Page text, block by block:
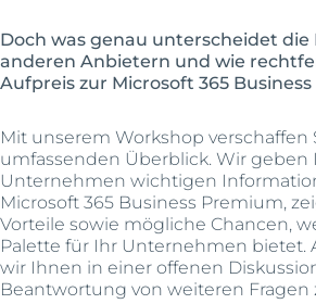
Doch was genau unterscheidet die
anderen Anbietern und wie
Aufpreis zur Microsoft 365
Mit unserem Workshop verschaffen
umfassenden Überblick. Wir geben
Unternehmen wichtigen
Microsoft 365 Business Premium,
Vorteile sowie mögliche Chancen,
Palette für Ihr Unternehmen bietet.
wir Ihnen in einer offenen
Beantwortung von weiteren Fragen